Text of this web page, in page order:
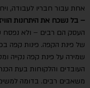
אחת עבור חבריו לעבודה,
– בל נשכח את היתרונות
העסק הם רבים – ולא נפסח
של פינת הקפה. פינות קפה
שמירה על פינת קפה נקייה
העובדים והלקוחות בעת
משאבים רבים. בדומה